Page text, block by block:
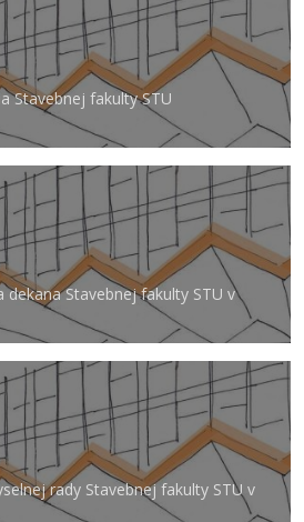
Stavebnej fakulty STU
dekana Stavebnej fakulty STU v
rady Stavebnej fakulty STU v